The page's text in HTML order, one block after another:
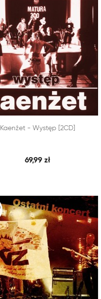
DO KOSZYKA
SZYBKI PODGLĄD
Kaenżet - Występ [2CD]
69,99 zł